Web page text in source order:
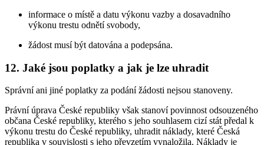
informace o místě a datu výkonu vazby a dosavadního
výkonu trestu odnětí svobody,
žádost musí být datována a podepsána.
12. Jaké jsou poplatky a jak je lze uhradit
Správní ani jiné poplatky za podání žádosti nejsou stanoveny.
Právní úprava České republiky však stanoví povinnost odsouzeného
občana České republiky, kterého s jeho souhlasem cizí stát předal k
výkonu trestu do České republiky, uhradit náklady, které Česká
republika v souvislosti s jeho převzetím vynaložila. Náklady je